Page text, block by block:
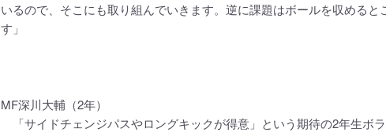
いるので、そこにも取り組んでいきます。逆に課題はボールを収めると
す」
MF深川大輔（2年）
「サイドチェンジパスやロングキックが得意」という期待の2年生ボ